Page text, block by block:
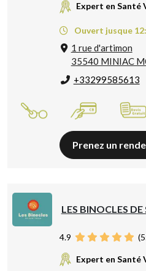
Expert en Santé
Ouvert jusque
1 rue d'artimon
35540 MINIAC
+33299585613
Prenez un
LES BINOCLES
4.9 (
Expert en Santé